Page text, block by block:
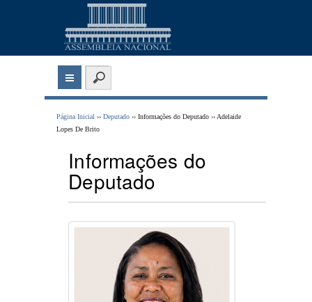
Página Inicial ››Deputado ›› Informações do Deputado ›› Adelaide
Lopes De Brito
Informações do
Deputado